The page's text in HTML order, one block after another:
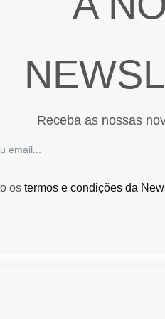
Receba as nossas
os termos e condições da